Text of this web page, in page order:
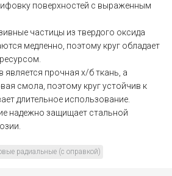
поверхностей с выраженным
частицы из твердого оксида
медленно, поэтому круг обладает
является прочная х/б ткань, а
смола, поэтому круг устойчив к
длительное использование.
надежно защищает стальной
радиальные (с оправкой)